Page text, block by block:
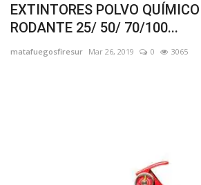
EXTINTORES POLVO
RODANTE 25/ 50/ 70/100...
matafuegosfiresur Mar 26, 2019 0 3065